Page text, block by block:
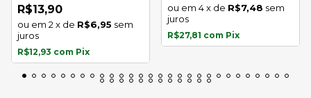
R$13,90
2 x de R$6,95 sem
juros
R$12,93 com Pix
4x de R$7,48 sem
juros
R$27,81 com Pix